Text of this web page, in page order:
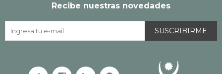
Recibe nuestras novedades
SUSCRIBIRME